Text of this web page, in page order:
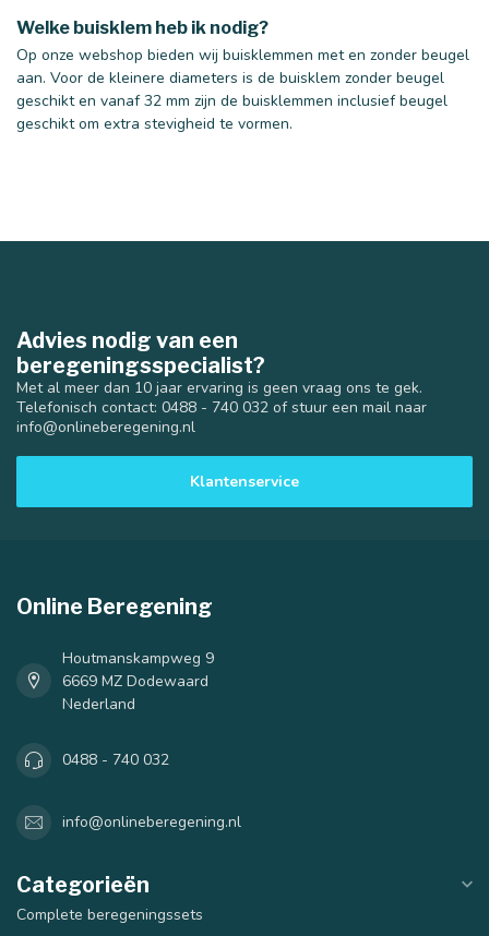
Welke buisklem heb ik nodig?
Op onze webshop bieden wij buisklemmen met en zonder beugel
aan. Voor de kleinere diameters is de buisklem zonder beugel
geschikt en vanaf 32 mm zijn de buisklemmen inclusief beugel
geschikt om extra stevigheid te vormen.
Advies nodig van een
beregeningsspecialist?
Met al meer dan 10 jaar ervaring is geen vraag ons te gek.
Telefonisch contact: 0488 - 740 032 of stuur een mail naar
info@onlineberegening.nl
Klantenservice
Online Beregening
Houtmanskampweg 9
6669 MZ Dodewaard
Nederland
0488 - 740 032
info@onlineberegening.nl
Categorieën
Complete beregeningssets